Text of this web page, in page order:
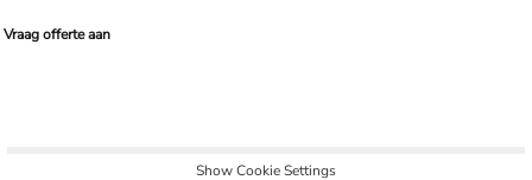
Vraag offerte aan
Show Cookie Settings